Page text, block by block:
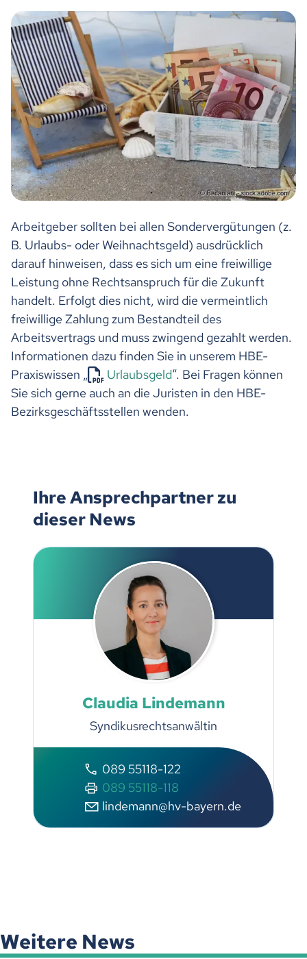
Arbeitgeber sollten bei allen Sondervergütungen (z.
B. Urlaubs- oder Weihnachtsgeld) ausdrücklich
darauf hinweisen, dass es sich um eine freiwillige
Leistung ohne Rechtsanspruch für die Zukunft
handelt. Erfolgt dies nicht, wird die vermeintlich
freiwillige Zahlung zum Bestandteil des
Arbeitsvertrags und muss zwingend gezahlt werden.
Informationen dazu finden Sie in unserem HBE-
Praxiswissen „
Urlaubsgeld“. Bei Fragen können
Sie sich gerne auch an die Juristen in den HBE-
Bezirksgeschäftsstellen wenden.
Ihre Ansprechpartner zu
dieser News
Claudia Lindemann
Syndikusrechtsanwältin
089 55118-122
089 55118-118
lindemann@hv-bayern.de
Weitere News